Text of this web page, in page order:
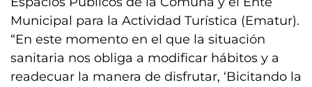
Municipal para la Actividad Turística (Ematur).
“En este momento en el que la situación
sanitaria nos obliga a modificar hábitos y a
readecuar la manera de disfrutar, ‘Bicitando la